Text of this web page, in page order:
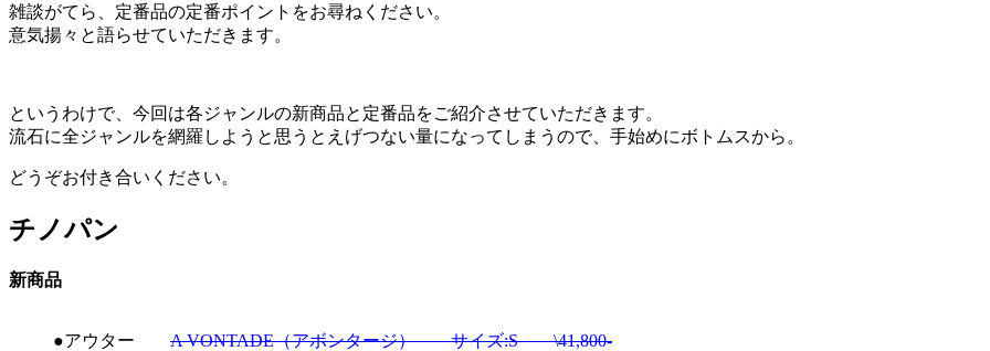
雑談がてら、定番品の定番ポイントをお尋ねください。
意気揚々と語らせていただきます。
というわけで、今回は各ジャンルの新商品と定番品をご紹介させていただきます。
流石に全ジャンルを網羅しようと思うとえげつない量になってしまうので、手始めにボトムスから。
どうぞお付き合いください。
チノパン
新商品
●アウター A VONTADE（アボンタージ） サイズ:S \41,800-